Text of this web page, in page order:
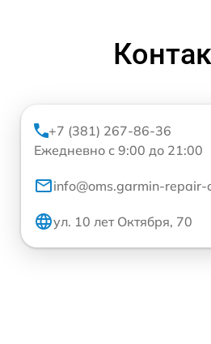
+7 (381) 267-86-36
Ежедневно с 9:00 до 21:00
info@oms.garmin-repair-
ул. 10 лет Октября, 70